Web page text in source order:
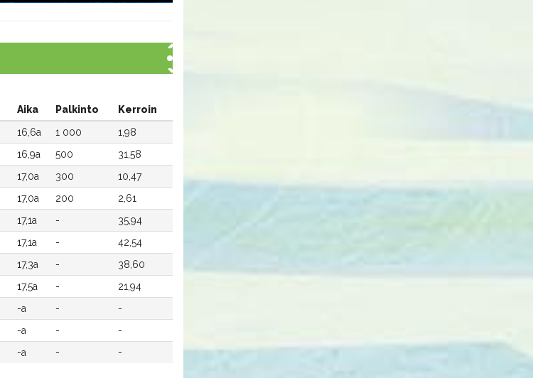
Aika Palkinto
Kerroin
16,6a 1 000
1,98
16,9a 500
31,58
17,0a 300
10,47
17,0a 200
2,61
17,1a -
35,94
17,1a -
42,54
17,3a -
38,60
17,5a -
21,94
-a -
-
-a -
-
-a - -